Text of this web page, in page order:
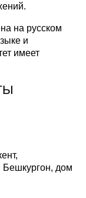
на русском
и
имеет
Бешкургон, дом